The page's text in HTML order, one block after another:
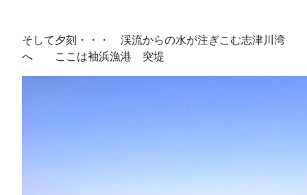
そして夕刻・・・ 渓流からの水が注ぎこむ志津川湾
へ ここは袖浜漁港 突堤